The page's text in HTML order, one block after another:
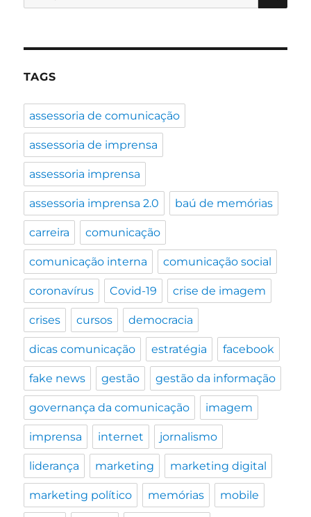
por:
TAGS
assessoria de comunicação
assessoria de imprensa
assessoria imprensa
assessoria imprensa 2.0 baú de memórias
carreira comunicação
comunicação interna comunicação social
coronavírus Covid-19 crise de imagem
crises cursos democracia
dicas comunicação estratégia facebook
fake news gestão gestão da informação
governança da comunicação imagem
imprensa internet jornalismo
liderança marketing marketing digital
marketing político memórias mobile